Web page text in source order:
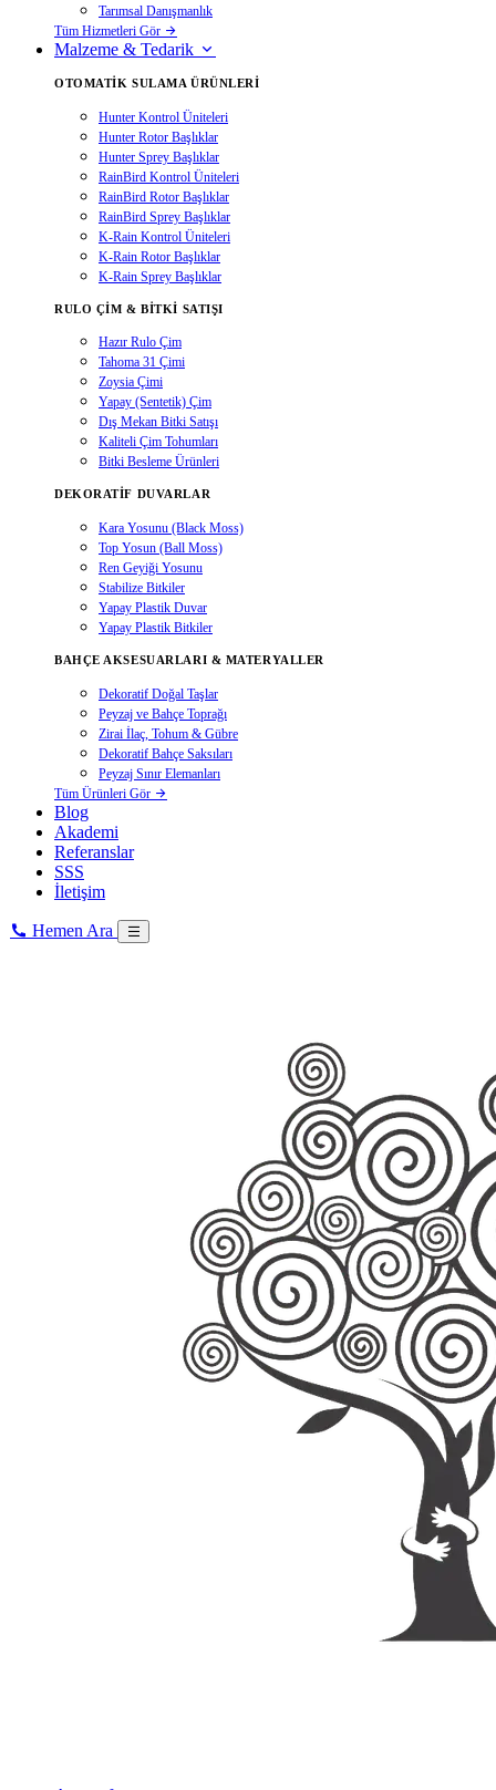
Tarımsal Danışmanlık
Tüm Hizmetleri Gör
Malzeme & Tedarik
OTOMATIK SULAMA ÜRÜNLERI
Hunter Kontrol Üniteleri
Hunter Rotor Başlıklar
Hunter Sprey Başlıklar
RainBird Kontrol Üniteleri
RainBird Rotor Başlıklar
RainBird Sprey Başlıklar
K-Rain Kontrol Üniteleri
K-Rain Rotor Başlıklar
K-Rain Sprey Başlıklar
RULO ÇIM & BITKI SATIŞI
Hazır Rulo Çim
Tahoma 31 Çimi
Zoysia Çimi
Yapay (Sentetik) Çim
Dış Mekan Bitki Satışı
Kaliteli Çim Tohumları
Bitki Besleme Ürünleri
DEKORATIF DUVARLAR
Kara Yosunu (Black Moss)
Top Yosun (Ball Moss)
Ren Geyiği Yosunu
Stabilize Bitkiler
Yapay Plastik Duvar
Yapay Plastik Bitkiler
BAHÇE AKSESUARLARI & MATERYALLER
Dekoratif Doğal Taşlar
Peyzaj ve Bahçe Toprağı
Zirai İlaç, Tohum & Gübre
Dekoratif Bahçe Saksıları
Peyzaj Sınır Elemanları
Tüm Ürünleri Gör
Blog
Akademi
Referanslar
SSS
İletişim
Hemen Ara